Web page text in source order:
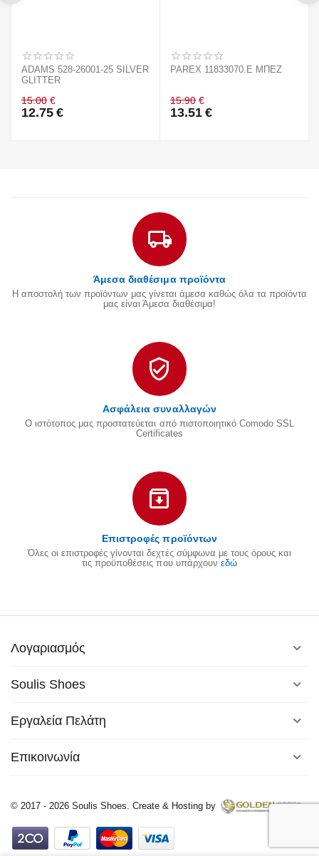
ADAMS 528-26001-25 SILVER
GLITTER
15.00 €
12.75 €
PAREX 11833070.E ΜΠΕΖ
15.90 €
13.51 €
Άμεσα διαθέσιμα προϊόντα
Η αποστολή των προϊόντων μας γίνεται άμεσα καθώς όλα τα προϊόντα
μας είναι Άμεσα διαθέσιμα!
Ασφάλεια συναλλαγών
Ο ιστότοπος μας προστατεύεται από πιστοποιητικό Comodo SSL
Certificates
Επιστροφές προϊόντων
Όλες οι επιστροφές γίνονται δεχτές σύμφωνα με τους όρους και
τις προϋποθέσεις που υπάρχουν εδώ
Λογαριασμός
Soulis Shoes
Εργαλεία Πελάτη
Επικοινωνία
© 2017 - 2026 Soulis Shoes. Create & Hosting by